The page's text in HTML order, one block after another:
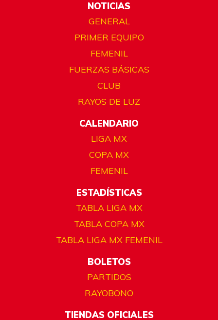
NOTICIAS
GENERAL
PRIMER EQUIPO
FEMENIL
FUERZAS BÁSICAS
CLUB
RAYOS DE LUZ
CALENDARIO
LIGA MX
COPA MX
FEMENIL
ESTADÍSTICAS
TABLA LIGA MX
TABLA COPA MX
TABLA LIGA MX FEMENIL
BOLETOS
PARTIDOS
RAYOBONO
TIENDAS OFICIALES